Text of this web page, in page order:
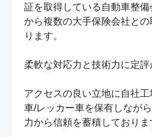
証を取得している自動車整
から複数の大手保険会社と
ります。
柔軟な対応力と技術力に定評
アクセスの良い立地に自社
車/レッカー車を保有しなが
力から信頼を蓄積しておりま